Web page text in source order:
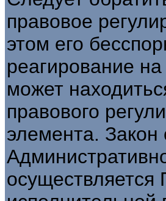
правовое
этом его
реагирование
может
правового
элемента.
осуществляется